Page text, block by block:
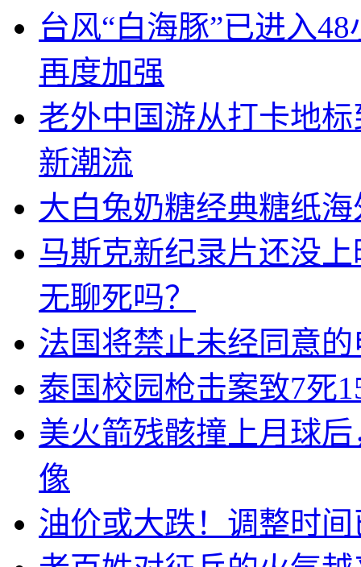
台风“白海豚”已进入
再度加强
老外中国游从打卡地
新潮流
大白兔奶糖经典糖纸
马斯克新纪录片还没
无聊死吗？
法国将禁止未经同意
泰国校园枪击案致7死
美火箭残骸撞上月球
像
油价或大跌！调整时间